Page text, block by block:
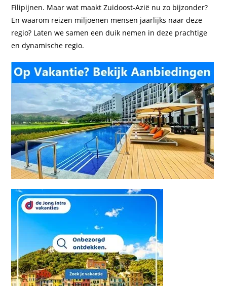
Filipijnen. Maar wat maakt Zuidoost-Azië nu zo bijzonder?
En waarom reizen miljoenen mensen jaarlijks naar deze
regio? Laten we samen een duik nemen in deze prachtige
en dynamische regio.